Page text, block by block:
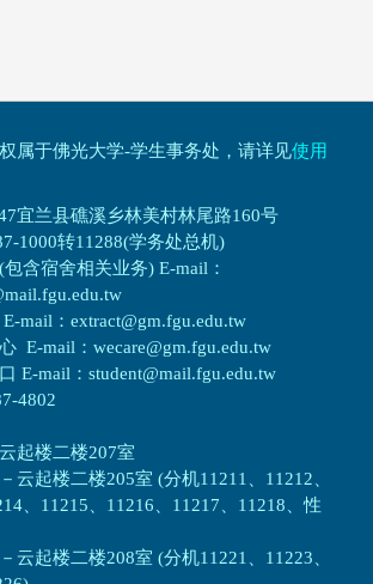
属于佛光大学-学生事务处，请详见使用
宜兰县礁溪乡林美村林尾路160号
1000转11288(学务处总机)
含宿舍相关业务) E-mail：
mail：extract@gm.fgu.edu.tw
E-mail：wecare@gm.fgu.edu.tw
E-mail：student@mail.fgu.edu.tw
4802
起楼二楼207室
－ 云起楼二楼205室 (分机11211、11212、
、11215、11216、11217、11218、性
－ 云起楼二楼208室 (分机11221、11223、